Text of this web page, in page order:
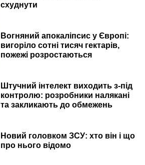
схуднути
Вогняний апокаліпсис у Європі:
вигоріло сотні тисяч гектарів,
пожежі розростаються
Штучний інтелект виходить з-під
контролю: розробники налякані
та закликають до обмежень
Новий головком ЗСУ: хто він і що
про нього відомо